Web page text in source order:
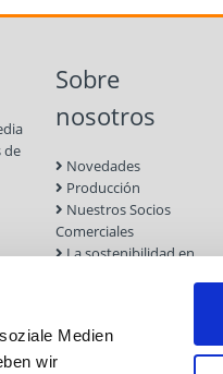
Medien
wir
de
Sobre
nosotros
Novedades
Producción
Nuestros Socios
Comerciales
La sostenibilidad en